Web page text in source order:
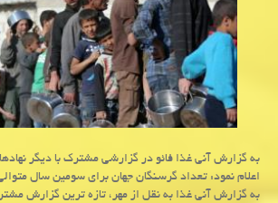
به گزارش آنی غذا فائو در گزارشی مشترك با دیگر
اعلام نمود: تعداد گرسنگان جهان برای سومین سال
به گزارش آنی غذا به نقل از مهر، تازه ترین گزارش